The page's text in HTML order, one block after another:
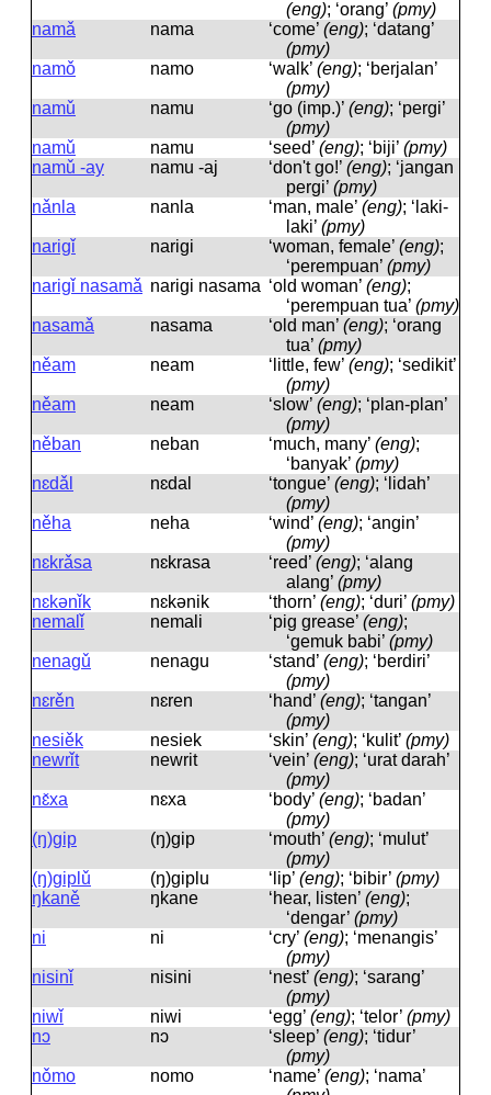
(eng); ‘orang’ (pmy)
namǎ
nama ‘come’ (eng); ‘datang’
(pmy)
namǒ
namo ‘walk’ (eng); ‘berjalan’
(pmy)
namǔ
namu ‘go (imp.)’ (eng); ‘pergi’
(pmy)
namǔ
namu ‘seed’ (eng); ‘biji’ (pmy)
namǔ -ay
namu -aj ‘don't go!’ (eng); ‘jangan
pergi’ (pmy)
nǎnla
nanla ‘man, male’ (eng); ‘laki-
laki’ (pmy)
narigǐ
nariɡi ‘woman, female’ (eng);
‘perempuan’ (pmy)
narigǐ nasamǎ nariɡi nasama ‘old woman’ (eng);
‘perempuan tua’ (pmy)
nasamǎ
nasama ‘old man’ (eng); ‘orang
tua’ (pmy)
něam
neam ‘little, few’ (eng); ‘sedikit’
(pmy)
něam
neam ‘slow’ (eng); ‘plan-plan’
(pmy)
něban
neban ‘much, many’ (eng);
‘banyak’ (pmy)
nɛdǎl
nɛdal ‘tongue’ (eng); ‘lidah’
(pmy)
něha
neha ‘wind’ (eng); ‘angin’
(pmy)
nɛkrǎsa
nɛkrasa ‘reed’ (eng); ‘alang
alang’ (pmy)
nɛkənǐk
nɛkənik ‘thorn’ (eng); ‘duri’ (pmy)
nemalǐ
nemali ‘pig grease’ (eng);
‘gemuk babi’ (pmy)
nenagǔ
nenaɡu ‘stand’ (eng); ‘berdiri’
(pmy)
nɛrěn
nɛren ‘hand’ (eng); ‘tangan’
(pmy)
nesiěk
nesiek ‘skin’ (eng); ‘kulit’ (pmy)
newrǐt
newrit ‘vein’ (eng); ‘urat darah’
(pmy)
nɛ̌xa
nɛxa ‘body’ (eng); ‘badan’
(pmy)
(ŋ)gip
(ŋ)ɡip ‘mouth’ (eng); ‘mulut’
(pmy)
(ŋ)giplǔ
(ŋ)ɡiplu ‘lip’ (eng); ‘bibir’ (pmy)
ŋkaně
ŋkane ‘hear, listen’ (eng);
‘dengar’ (pmy)
ni
ni ‘cry’ (eng); ‘menangis’
(pmy)
nisinǐ
nisini ‘nest’ (eng); ‘sarang’
(pmy)
niwǐ
niwi ‘egg’ (eng); ‘telor’ (pmy)
nɔ
nɔ ‘sleep’ (eng); ‘tidur’
(pmy)
nǒmo
nomo ‘name’ (eng); ‘nama’